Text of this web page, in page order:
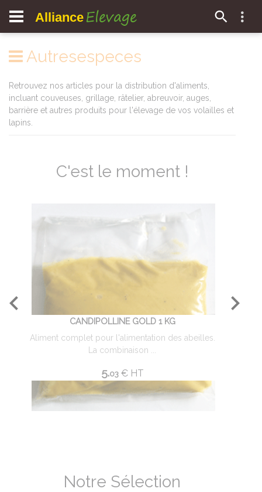
Alliance Elevage
Autresespeces
Retrouvez nos articles pour la distribution d'aliments,
incluant couveuses, grillage, râtelier, abreuvoir, auges,
barrière et autres produits pour l'élevage de vos volailles et
lapins.
C'est le moment !
CANDIPOLLINE GOLD 1 KG
Aliment complet pour l'alimentation des abeilles.
La combinaison ...
5.03 €HT
Notre Sélection